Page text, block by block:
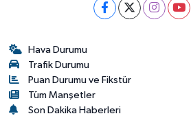
Hava Durumu
Trafik Durumu
Puan Durumu ve Fikstür
Tüm Manşetler
Son Dakika Haberleri